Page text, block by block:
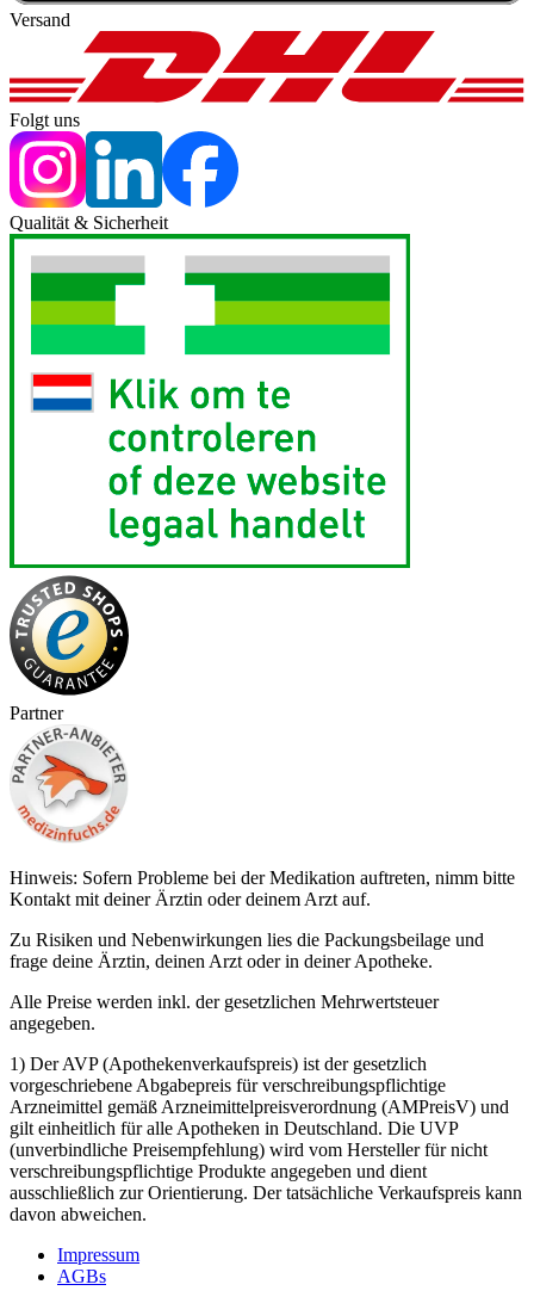
Versand
Folgt uns
Qualität & Sicherheit
Partner
Hinweis: Sofern Probleme bei der Medikation auftreten, nimm bitte
Kontakt mit deiner Ärztin oder deinem Arzt auf.
Zu Risiken und Nebenwirkungen lies die Packungsbeilage und
frage deine Ärztin, deinen Arzt oder in deiner Apotheke.
Alle Preise werden inkl. der gesetzlichen Mehrwertsteuer
angegeben.
1) Der AVP (Apothekenverkaufspreis) ist der gesetzlich
vorgeschriebene Abgabepreis für verschreibungspflichtige
Arzneimittel gemäß Arzneimittelpreisverordnung (AMPreisV) und
gilt einheitlich für alle Apotheken in Deutschland. Die UVP
(unverbindliche Preisempfehlung) wird vom Hersteller für nicht
verschreibungspflichtige Produkte angegeben und dient
ausschließlich zur Orientierung. Der tatsächliche Verkaufspreis kann
davon abweichen.
Impressum
AGBs